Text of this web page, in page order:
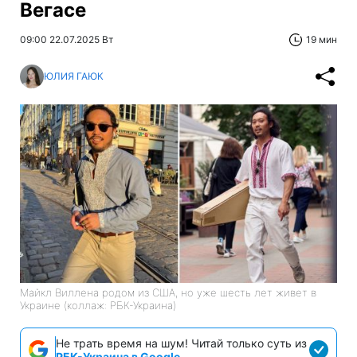
Вегасе
09:00 22.07.2025 Вт 19 мин
ЮЛИЯ ГАЮК
Майкл Виллена родом из США, но уже шесть лет живет в
Украине (коллаж: РБК-Украина)
Не трать время на шум! Читай только суть из